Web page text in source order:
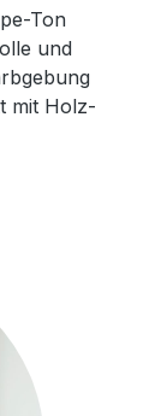
Ton
und
mit Holz-